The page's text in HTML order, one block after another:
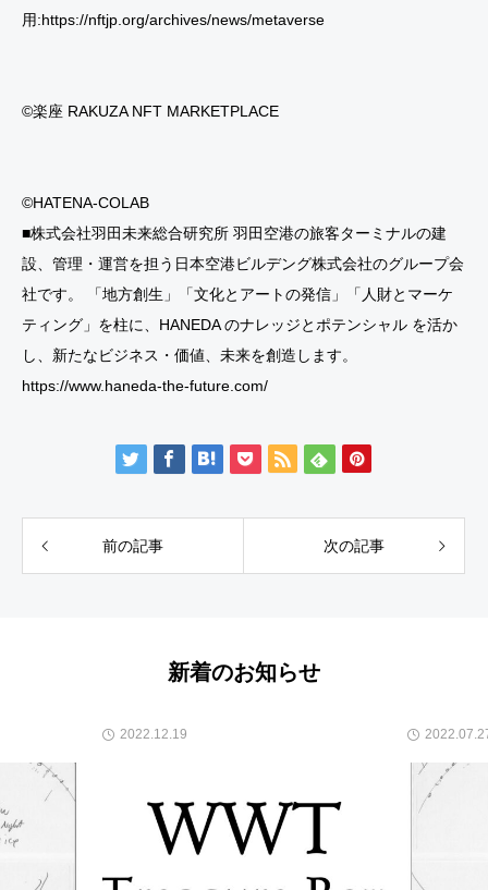
用:https://nftjp.org/archives/news/metaverse
©楽座 RAKUZA NFT MARKETPLACE
©HATENA-COLAB
■株式会社羽田未来総合研究所 羽田空港の旅客ターミナルの建
設、管理・運営を担う日本空港ビルデング株式会社のグループ会
社です。 「地方創生」「文化とアートの発信」「人財とマーケ
ティング」を柱に、HANEDA のナレッジとポテンシャル を活か
し、新たなビジネス・価値、未来を創造します。
https://www.haneda-the-future.com/
前の記事 次の記事
新着のお知らせ
2022.12.19